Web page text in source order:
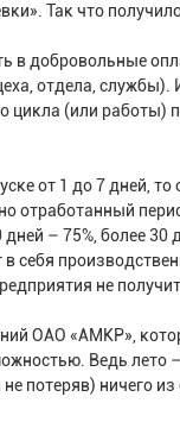
Так что
в добровольные
отдела,
цикла (или работы)
от 1 до 7 дней,
отработанный
– 75%, более 30
себя
не
ОАО «АМКР»,
Ведь лето
потеряв) ничего